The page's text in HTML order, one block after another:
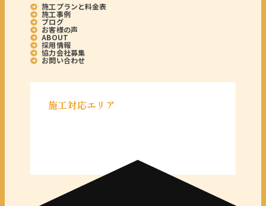
施工プランと料金表
施工事例
ブログ
お客様の声
ABOUT
採用情報
協力会社募集
お問い合わせ
施工対応エリア